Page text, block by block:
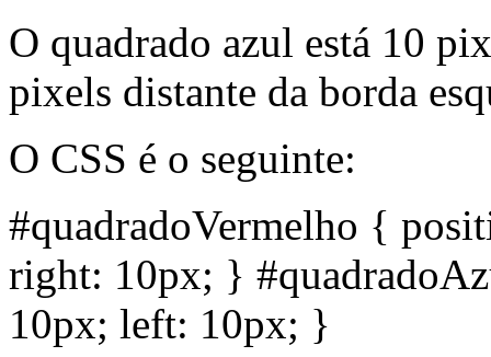
O quadrado azul está 10
pixels distante da borda
O CSS é o seguinte:
#quadradoVermelho {
right: 10px; }
10px; left: 10px; }